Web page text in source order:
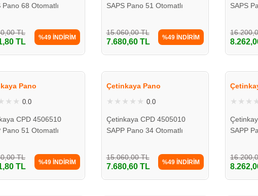
Pano 68 Otomatlı
TL
TL
%49 İNDİRİM
SAPS Pano 51 Otomatlı
15.060,00 TL
7.680,60 TL
%49 İNDİRİM
SAPS
Pano
0.0
CPD 4506510
Pano 51 Otomatlı
TL
TL
%49 İNDİRİM
Çetinkaya Pano
0.0
Çetinkaya CPD 4505010
SAPP Pano 34 Otomatlı
15.060,00 TL
7.680,60 TL
%49 İNDİRİM
SAPP